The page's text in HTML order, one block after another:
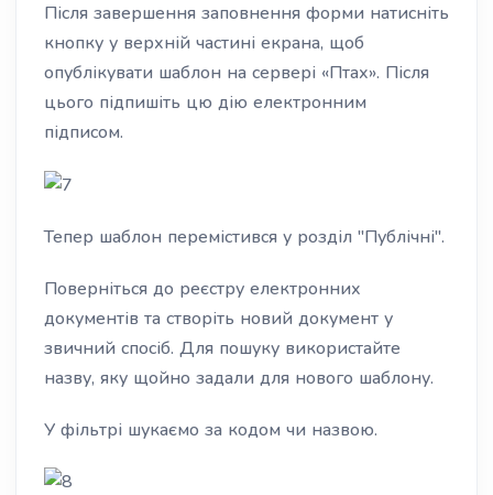
Після завершення заповнення форми натисніть
кнопку у верхній частині екрана, щоб
опублікувати шаблон на сервері «Птах». Після
цього підпишіть цю дію електронним
підписом.
Тепер шаблон перемістився у розділ "Публічні".
Поверніться до реєстру електронних
документів та створіть новий документ у
звичний спосіб. Для пошуку використайте
назву, яку щойно задали для нового шаблону.
У фільтрі шукаємо за кодом чи назвою.